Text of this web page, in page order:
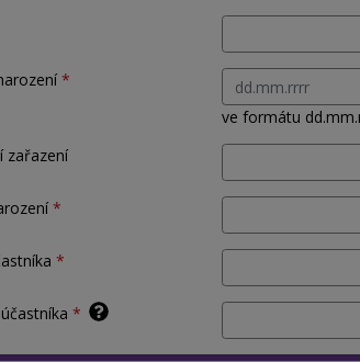
ve formátu
zařazení